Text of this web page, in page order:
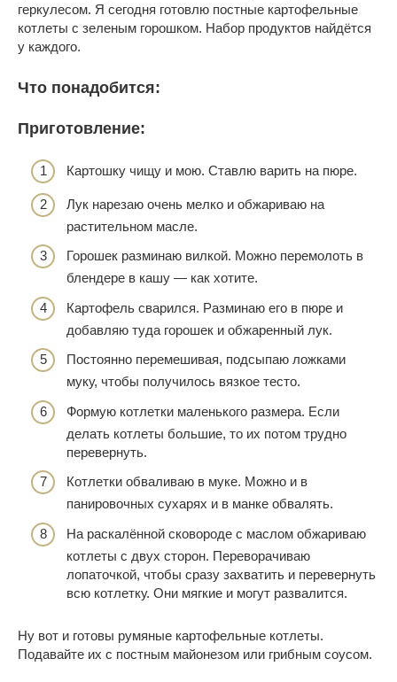
геркулесом. Я сегодня готовлю постные картофельные
котлеты с зеленым горошком. Набор продуктов найдётся
у каждого.
Что понадобится:
Приготовление:
Картошку чищу и мою. Ставлю варить на пюре.
Лук нарезаю очень мелко и обжариваю на
растительном масле.
Горошек разминаю вилкой. Можно перемолоть в
блендере в кашу — как хотите.
Картофель сварился. Разминаю его в пюре и
добавляю туда горошек и обжаренный лук.
Постоянно перемешивая, подсыпаю ложками
муку, чтобы получилось вязкое тесто.
Формую котлетки маленького размера. Если
делать котлеты большие, то их потом трудно
перевернуть.
Котлетки обваливаю в муке. Можно и в
панировочных сухарях и в манке обвалять.
На раскалённой сковороде с маслом обжариваю
котлеты с двух сторон. Переворачиваю
лопаточкой, чтобы сразу захватить и перевернуть
всю котлетку. Они мягкие и могут развалится.
Ну вот и готовы румяные картофельные котлеты.
Подавайте их с постным майонезом или грибным соусом.